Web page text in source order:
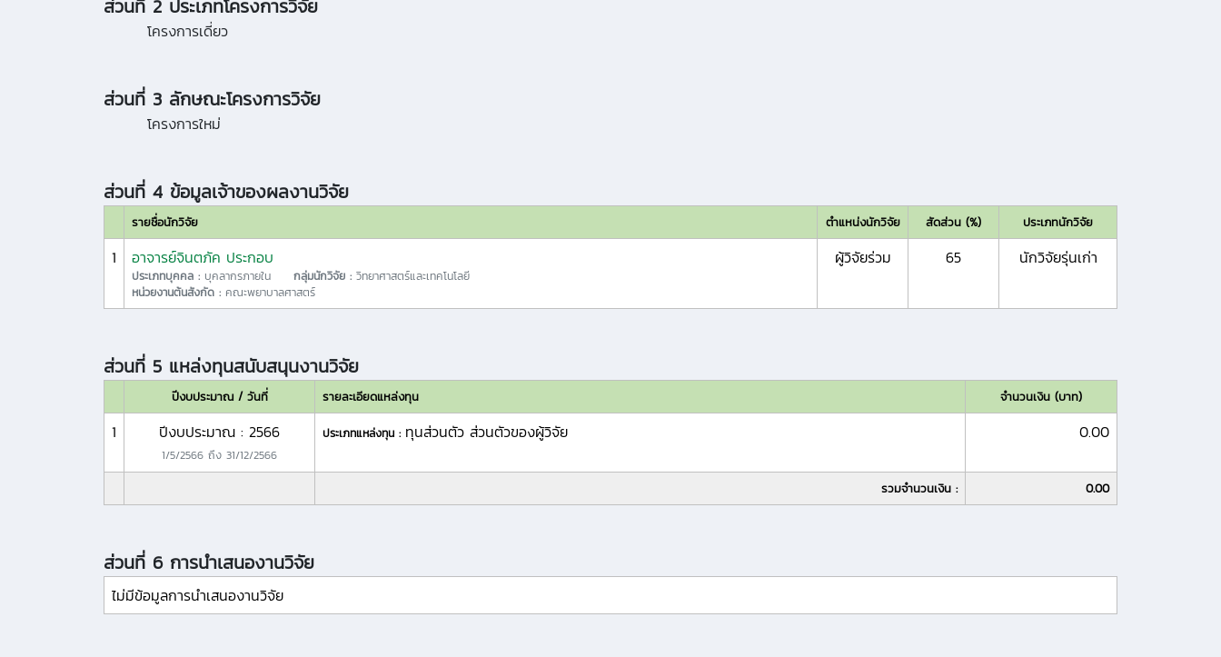
ส่วนที่ 2 ประเภทโครงการวิจัย
โครงการเดี่ยว
ส่วนที่ 3 ลักษณะโครงการวิจัย
โครงการใหม่
ส่วนที่ 4 ข้อมูลเจ้าของผลงานวิจัย
รายชื่อนักวิจัย ตำแหน่งนักวิจัย สัดส่วน (%) ประเภทนักวิจัย
1 อาจารย์จินตภัค ประกอบ
ประเภทบุคคล : บุคลากรภายใน กลุ่มนักวิจัย : วิทยาศาสตร์และเทคโนโลยี
หน่วยงานต้นสังกัด : คณะพยาบาลศาสตร์
ผู้วิจัยร่วม 65 นักวิจัยรุ่นเก่า
ส่วนที่ 5 แหล่งทุนสนับสนุนงานวิจัย
ปีงบประมาณ / วันที่ รายละเอียดแหล่งทุน จำนวนเงิน (บาท)
1 ปีงบประมาณ : 2566
1/5/2566 ถึง 31/12/2566
ประเภทแหล่งทุน : ทุนส่วนตัว ส่วนตัวของผู้วิจัย 0.00
รวมจำนวนเงิน : 0.00
ส่วนที่ 6 การนำเสนองานวิจัย
ไม่มีข้อมูลการนำเสนองานวิจัย